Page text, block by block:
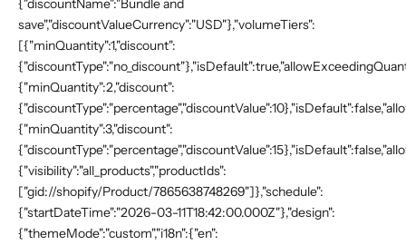
{"discountName":"Bundle and
save","discountValueCurrency":"USD"},"volumeTiers":
[{"minQuantity":1,"discount":
{"minQuantity":2,"discount":
{"minQuantity":3,"discount":
{"visibility":"all_products","productIds":
["gid://shopify/Product/7865638748269"]},"schedule":
{"startDateTime":"2026-03-11T18:42:00.000Z"},"design":
{"themeMode":"custom","i18n":{"en":